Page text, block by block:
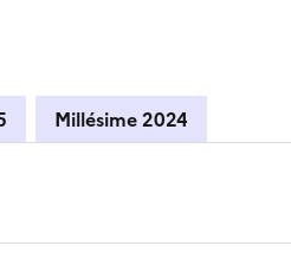
Millésime 2024